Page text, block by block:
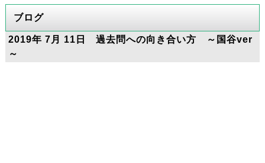
ブログ
2019年 7月 11日 過去問への向き合い方 ～国谷ver
～